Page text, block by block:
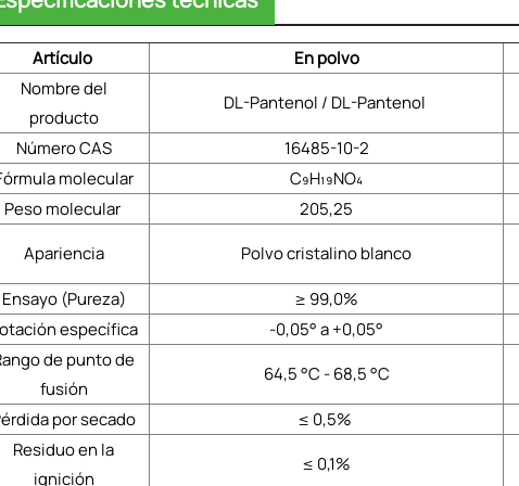
Artículo En polvo
Nombre del
producto
DL-Pantenol / DL-Pantenol
Número CAS
16485-10-2
molecular
C₉H₁₉NO₄
Peso molecular
205,25
Apariencia
Polvo cristalino blanco
Ensayo (Pureza)
≥ 99,0%
específica
-0,05° a +0,05°
de punto de
fusión
64,5 °C - 68,5 °C
por secado
≤ 0,5%
Residuo en la
ignición
≤ 0,1%